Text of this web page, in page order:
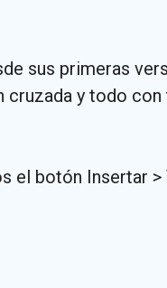
sus primeras
cruzada y todo con
el botón Insertar >